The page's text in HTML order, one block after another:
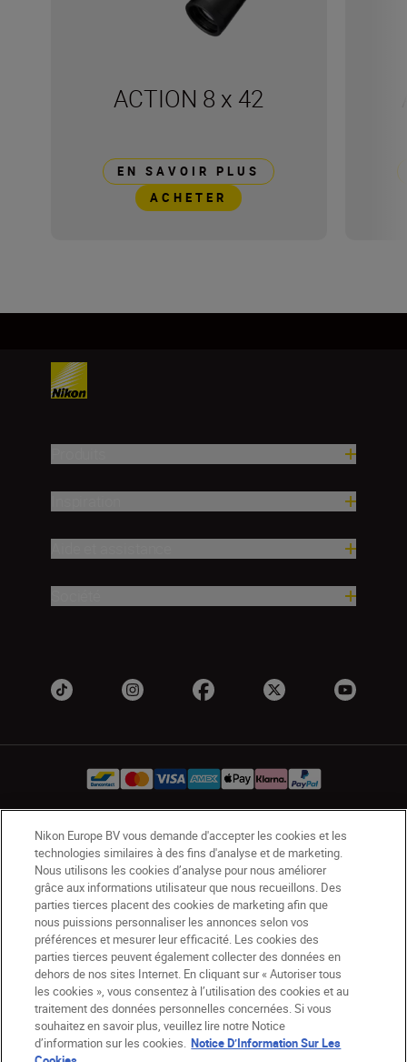
ACTION 8 x 42
EN SAVOIR PLUS
ACHETER
BE(fr) Nikon Sites
Contactez-nous
Avis de confidentialité
Conditions d’utilisation
CVG de la boutique Nikon Store
Notice d’information sur les cookies
Accessibilité
Paramètres des cookies
© 2026 Nikon
SKIP
Nikon Europe BV vous demande d'accepter les cookies et les
technologies similaires à des fins d'analyse et de marketing.
Nous utilisons les cookies d’analyse pour nous améliorer
grâce aux informations utilisateur que nous recueillons. Des
parties tierces placent des cookies de marketing afin que
nous puissions personnaliser les annonces selon vos
préférences et mesurer leur efficacité. Les cookies des
parties tierces peuvent également collecter des données en
dehors de nos sites Internet. En cliquant sur « Autoriser tous
les cookies », vous consentez à l’utilisation des cookies et au
traitement des données personnelles concernées. Si vous
souhaitez en savoir plus, veuillez lire notre Notice
d’information sur les cookies. Notice D’Information Sur Les